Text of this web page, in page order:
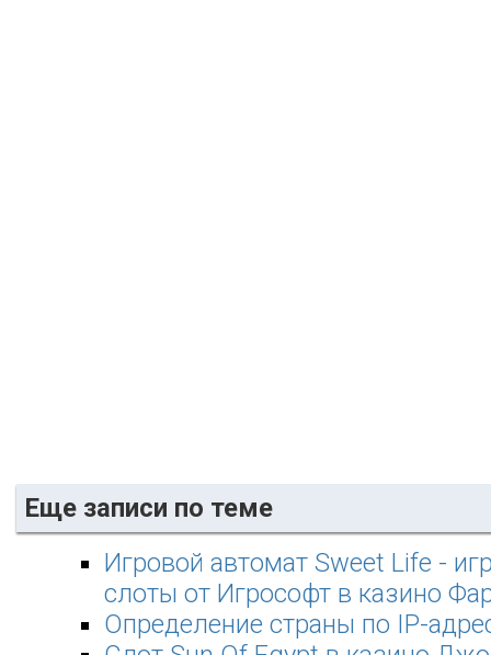
Еще записи по теме
Игровой автомат Sweet Life -
слоты от Игрософт в казино
Определение страны по IP-